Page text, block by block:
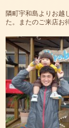
隣町宇和島よりお越
た。またのご来店お